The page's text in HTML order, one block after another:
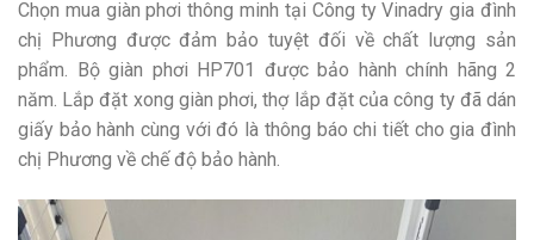
Chọn mua giàn phơi thông minh tại Công ty Vinadry gia đình
chị Phương được đảm bảo tuyệt đối về chất lượng sản
phẩm. Bộ giàn phơi HP701 được bảo hành chính hãng 2
năm. Lắp đặt xong giàn phơi, thợ lắp đặt của công ty đã dán
giấy bảo hành cùng với đó là thông báo chi tiết cho gia đình
chị Phương về chế độ bảo hành.